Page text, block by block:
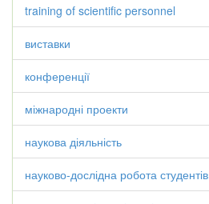
training of scientific personnel
виставки
конференції
міжнародні проекти
наукова діяльність
науково-дослідна робота студентів